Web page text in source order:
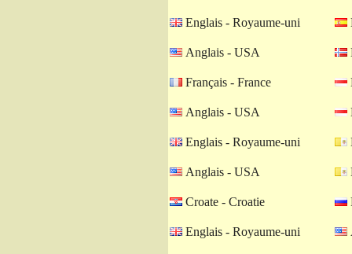
Englais - Royaume-uni
Anglais - USA
Français - France
Anglais - USA
Englais - Royaume-uni
Anglais - USA
Croate - Croatie
Englais - Royaume-uni